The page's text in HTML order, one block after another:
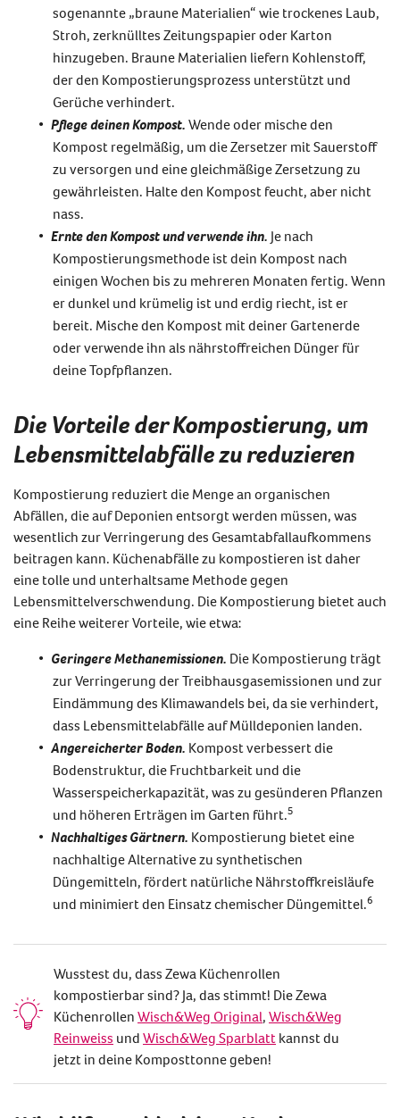
sogenannte „braune Materialien“ wie trockenes Laub,
Stroh, zerknülltes Zeitungspapier oder Karton
hinzugeben. Braune Materialien liefern Kohlenstoff,
der den Kompostierungsprozess unterstützt und
Gerüche verhindert.
Pflege deinen Kompost. Wende oder mische den
Kompost regelmäßig, um die Zersetzer mit Sauerstoff
zu versorgen und eine gleichmäßige Zersetzung zu
gewährleisten. Halte den Kompost feucht, aber nicht
nass.
Ernte den Kompost und verwende ihn. Je nach
Kompostierungsmethode ist dein Kompost nach
einigen Wochen bis zu mehreren Monaten fertig. Wenn
er dunkel und krümelig ist und erdig riecht, ist er
bereit. Mische den Kompost mit deiner Gartenerde
oder verwende ihn als nährstoffreichen Dünger für
deine Topfpflanzen.
Die Vorteile der Kompostierung, um
Lebensmittelabfälle zu reduzieren
Kompostierung reduziert die Menge an organischen
Abfällen, die auf Deponien entsorgt werden müssen, was
wesentlich zur Verringerung des Gesamtabfallaufkommens
beitragen kann. Küchenabfälle zu kompostieren ist daher
eine tolle und unterhaltsame Methodegegen
Lebensmittelverschwendung. Die Kompostierung bietet auch
eine Reihe weiterer Vorteile, wie etwa:
Geringere Methanemissionen. Die Kompostierung trägt
zur Verringerung der Treibhausgasemissionen und zur
Eindämmung des Klimawandels bei, da sie verhindert,
dass Lebensmittelabfälle auf Mülldeponien landen.
Angereicherter Boden. Kompost verbessert die
Bodenstruktur, die Fruchtbarkeit und die
Wasserspeicherkapazität, was zu gesünderen Pflanzen
und höheren Erträgen im Garten führt.5
Nachhaltiges Gärtnern. Kompostierung bietet eine
nachhaltige Alternative zu synthetischen
Düngemitteln, fördert natürliche Nährstoffkreisläufe
und minimiert den Einsatz chemischer Düngemittel.6
Wusstest du, dass Zewa Küchenrollen
kompostierbar sind? Ja, das stimmt! Die Zewa
Küchenrollen Wisch&Weg Original, Wisch&Weg
Reinweiss und Wisch&Weg Sparblatt kannst du
jetzt in deine Komposttonne geben!